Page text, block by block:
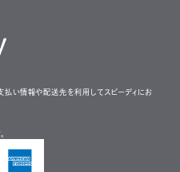
い情報や配送先を利用してスピーディにお